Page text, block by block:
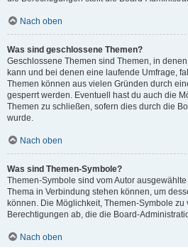
Nach oben
Was sind geschlossene Themen?
Geschlossene Themen sind Themen, in
kann und bei denen eine laufende Umfrage,
Themen können aus vielen Gründen durch
gesperrt werden. Eventuell hast du auch die
Themen zu schließen, sofern dies durch die
wurde.
Nach oben
Was sind Themen-Symbole?
Themen-Symbole sind vom Autor
Thema in Verbindung stehen können, um
können. Die Möglichkeit, Themen-Symbole
Berechtigungen ab, die die Board-
Nach oben